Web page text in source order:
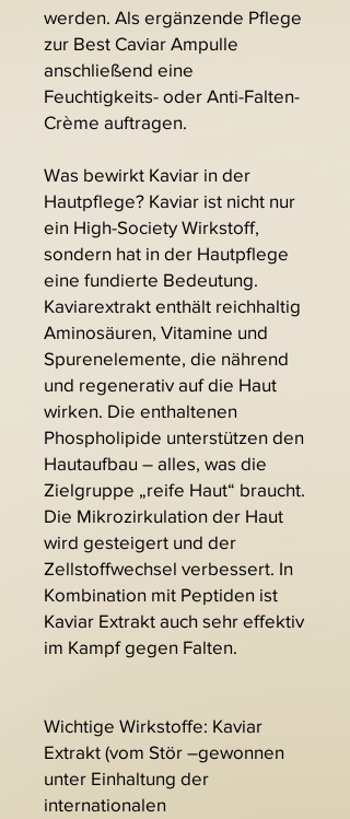
werden. Als ergänzende Pflege
zur Best Caviar Ampulle
anschließend eine
Feuchtigkeits- oder Anti-Falten-
Crème auftragen.
Was bewirkt Kaviar in der
Hautpflege? Kaviar ist nicht nur
ein High-Society Wirkstoff,
sondern hat in der Hautpflege
eine fundierte Bedeutung.
Kaviarextrakt enthält reichhaltig
Aminosäuren, Vitamine und
Spurenelemente, die nährend
und regenerativ auf die Haut
wirken. Die enthaltenen
Phospholipide unterstützen den
Hautaufbau – alles, was die
Zielgruppe „reife Haut“ braucht.
Die Mikrozirkulation der Haut
wird gesteigert und der
Zellstoffwechsel verbessert. In
Kombination mit Peptiden ist
Kaviar Extrakt auch sehr effektiv
im Kampf gegen Falten.
Wichtige Wirkstoffe: Kaviar
Extrakt (vom Stör –gewonnen
unter Einhaltung der
internationalen